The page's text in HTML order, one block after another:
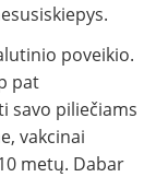
poveikio.
pat
savo piliečiams
vakcinai
metų. Dabar